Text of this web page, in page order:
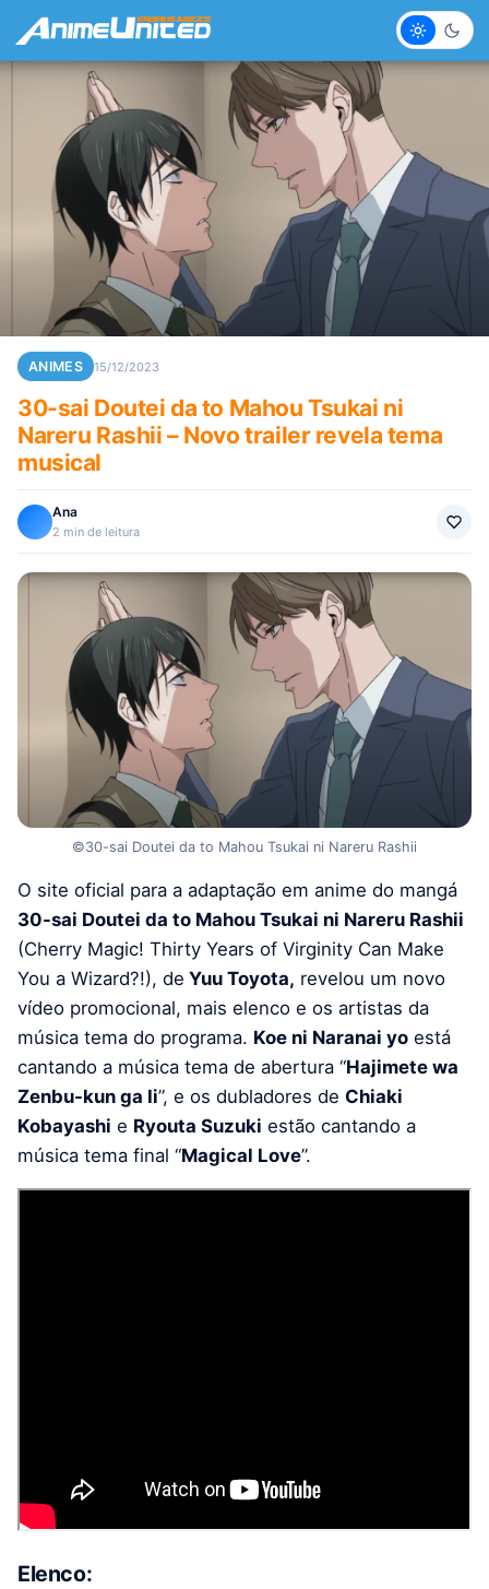
Claro
ANIMES 15/12/2023
30-sai Doutei da to Mahou Tsukai ni
Nareru Rashii – Novo trailer revela tema
musical
Ana
2 min de leitura
©30-sai Doutei da to Mahou Tsukai ni Nareru Rashii
O site oficial para a adaptação em anime do mangá
30-sai Doutei da to Mahou Tsukai ni Nareru Rashii
(Cherry Magic! Thirty Years of Virginity Can Make
You a Wizard?!), de Yuu Toyota, revelou um novo
vídeo promocional, mais elenco e os artistas da
música tema do programa. Koe ni Naranai yo está
cantando a música tema de abertura “Hajimete wa
Zenbu-kun ga Ii”, e os dubladores de Chiaki
Kobayashi e Ryouta Suzuki estão cantando a
música tema final “Magical Love”.
Elenco: